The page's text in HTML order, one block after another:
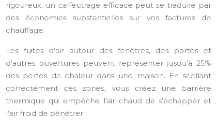
rigoureux, un calfeutrage efficace peut se traduire par
des économies substantielles sur vos factures de
chauffage.
Les fuites d’air autour des fenêtres, des portes et
d’autres ouvertures peuvent représenter jusqu’à 25%
des pertes de chaleur dans une maison. En scellant
correctement ces zones, vous créez une barrière
thermique qui empêche l’air chaud de s’échapper et
l’air froid de pénétrer.